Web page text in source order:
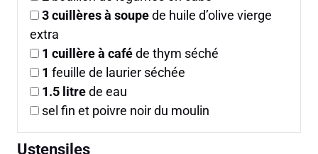
3cuillères à soupede huile d’olive vierge
extra
1 cuillère à caféde thym séché
1 feuille de laurier séchée
1.5 litrede eau
sel fin et poivre noir du moulin
Ustensiles